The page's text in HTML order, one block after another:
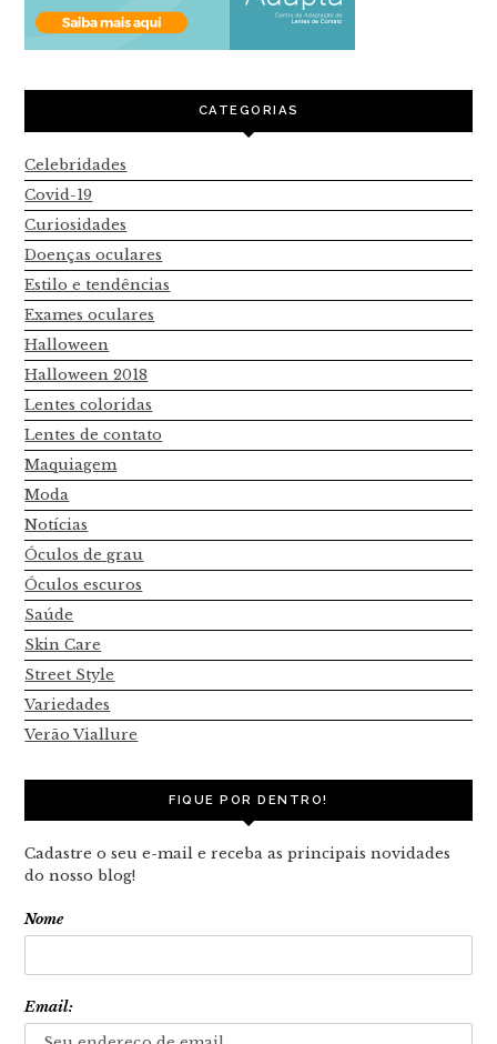
CATEGORIAS
Celebridades
Covid-19
Curiosidades
Doenças oculares
Estilo e tendências
Exames oculares
Halloween
Halloween 2018
Lentes coloridas
Lentes de contato
Maquiagem
Moda
Notícias
Óculos de grau
Óculos escuros
Saúde
Skin Care
Street Style
Variedades
Verão Viallure
FIQUE POR DENTRO!
Cadastre o seu e-mail e receba as principais novidades
do nosso blog!
Nome
Email: